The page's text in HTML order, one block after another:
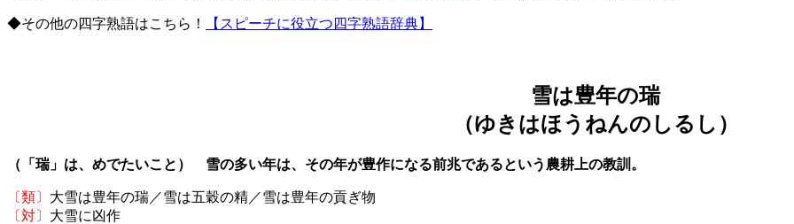
◆その他の四字熟語はこちら！ 【スピーチに役立つ四字熟語辞典】
雪は豊年の瑞
（ゆきはほうねんのしるし）
（「瑞」は、めでたいこと） 雪の多い年は、その年が豊作になる前兆であるという農耕上の教訓。
〔類〕 大雪は豊年の瑞／雪は五穀の精／雪は豊年の貢ぎ物
〔対〕 大雪に凶作